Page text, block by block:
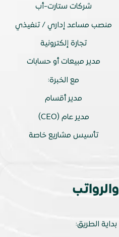
شركات ستارت-أب
منصب مساعد إداري / تنفيذي
تجارة إلكترونية
مدير مبيعات أو حسابات
مع الخبرة:
مدير أقسام
مدير عام (CEO)
تأسيس مشاريع خاصة
والرواتب
بداية الطريق: